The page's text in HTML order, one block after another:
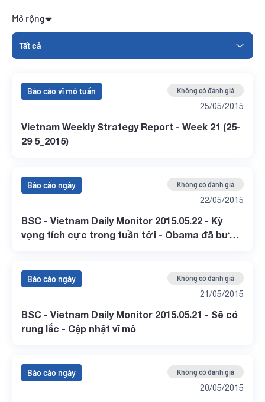
Mở rộng
Tất cả
Báo cáo vĩ mô tuần Không có đánh giá
25/05/2015
Vietnam Weekly Strategy Report - Week 21 (25-
29 5_2015)
Báo cáo ngày Không có đánh giá
22/05/2015
BSC - Vietnam Daily Monitor 2015.05.22 - Kỳ
vọng tích cực trong tuần tới - Obama đã bước
Báo cáo ngày Không có đánh giá
21/05/2015
BSC - Vietnam Daily Monitor 2015.05.21 - Sẽ có
rung lắc - Cập nhật vĩ mô
Báo cáo ngày Không có đánh giá
20/05/2015